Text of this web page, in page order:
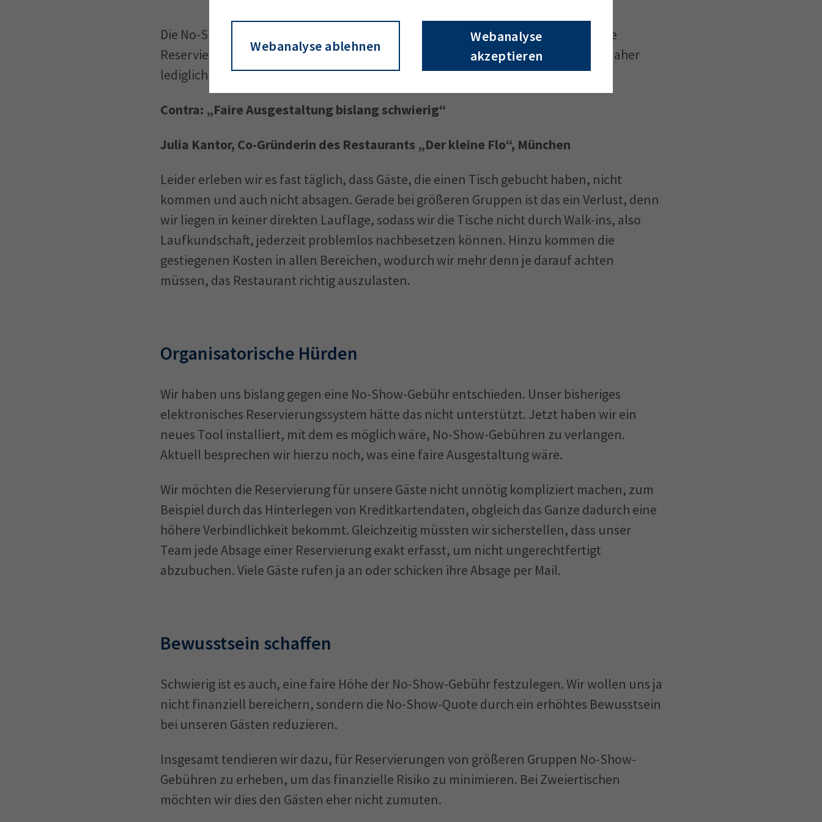
Webanalyse ablehnen
Webanalyse
akzeptieren
Die No-Show-Gebühr wirkt: Wenn sie nicht kommen können, sagen die Gäste ihre
Reservierung mittlerweile vorher ab. Seit der Einführung haben wir die Gebühr daher
lediglich 2 Mal eingezogen.
Contra: „Faire Ausgestaltung bislang schwierig“
Julia Kantor, Co-Gründerin des Restaurants „Der kleine Flo“, München
Leider erleben wir es fast täglich, dass Gäste, die einen Tisch gebucht haben, nicht
kommen und auch nicht absagen. Gerade bei größeren Gruppen ist das ein Verlust, denn
wir liegen in keiner direkten Lauflage, sodass wir die Tische nicht durch Walk-ins, also
Laufkundschaft, jederzeit problemlos nachbesetzen können. Hinzu kommen die
gestiegenen Kosten in allen Bereichen, wodurch wir mehr denn je darauf achten
müssen, das Restaurant richtig auszulasten.
Organisatorische Hürden
Wir haben uns bislang gegen eine No-Show-Gebühr entschieden. Unser bisheriges
elektronisches Reservierungssystem hätte das nicht unterstützt. Jetzt haben wir ein
neues Tool installiert, mit dem es möglich wäre, No-Show-Gebühren zu verlangen.
Aktuell besprechen wir hierzu noch, was eine faire Ausgestaltung wäre.
Wir möchten die Reservierung für unsere Gäste nicht unnötig kompliziert machen, zum
Beispiel durch das Hinterlegen von Kreditkartendaten, obgleich das Ganze dadurch eine
höhere Verbindlichkeit bekommt. Gleichzeitig müssten wir sicherstellen, dass unser
Team jede Absage einer Reservierung exakt erfasst, um nicht ungerechtfertigt
abzubuchen. Viele Gäste rufen ja an oder schicken ihre Absage per Mail.
Bewusstsein schaffen
Schwierig ist es auch, eine faire Höhe der No-Show-Gebühr festzulegen. Wir wollen uns ja
nicht finanziell bereichern, sondern die No-Show-Quote durch ein erhöhtes Bewusstsein
bei unseren Gästen reduzieren.
Insgesamt tendieren wir dazu, für Reservierungen von größeren Gruppen No-Show-
Gebühren zu erheben, um das finanzielle Risiko zu minimieren. Bei Zweiertischen
möchten wir dies den Gästen eher nicht zumuten.